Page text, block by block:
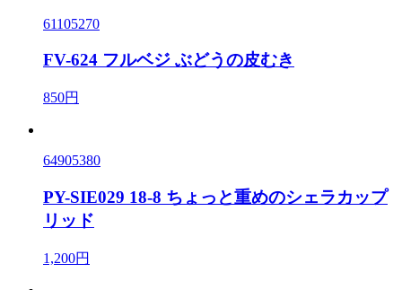
61105270
FV-624 フルベジ ぶどうの皮むき
850円
64905380
PY-SIE029 18-8 ちょっと重めのシェラカップ
リッド
1,200円